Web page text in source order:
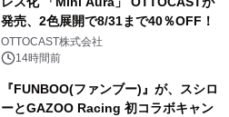
発売、2色展開で8/31まで40％OFF！
OTTOCAST株式会社
14時間前
『FUNBOO(ファンブー)』が、スシロ
ーとGAZOO Racing 初コラボキャン